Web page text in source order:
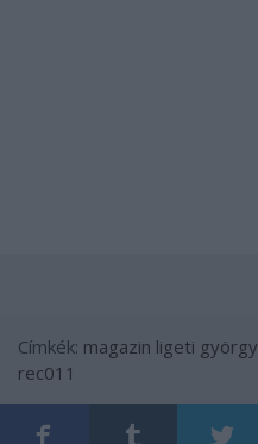
Címkék: magazin ligeti györgy
rec011